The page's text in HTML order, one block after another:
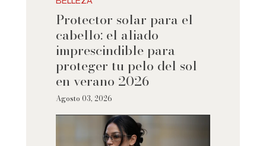
Protector solar para el
cabello: el aliado
imprescindible para
proteger tu pelo del sol
en verano 2026
Agosto 03, 2026